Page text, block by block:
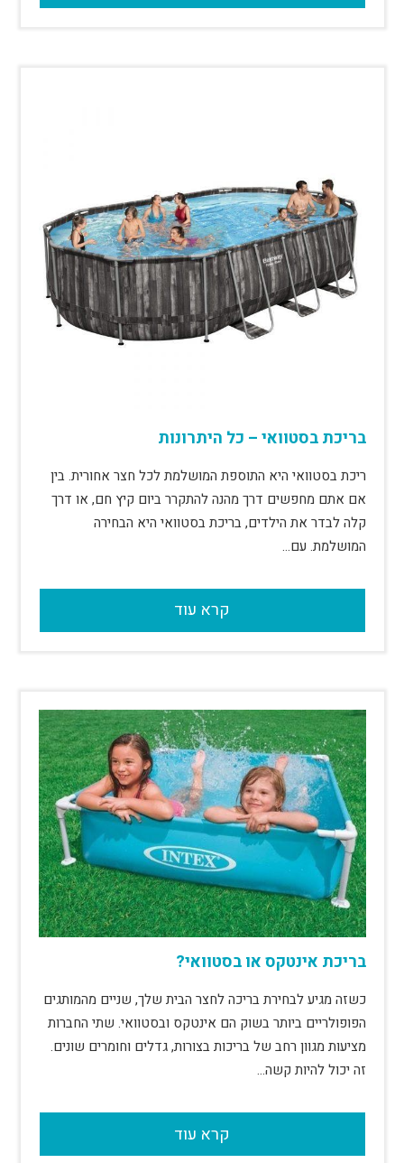
בריכת בסטוואי – כל היתרונות
ריכת בסטוואי היא התוספת המושלמת לכל חצר אחורית. בין
אם אתם מחפשים דרך מהנה להתקרר ביום קיץ חם, או דרך
קלה לבדר את הילדים, בריכת בסטוואי היא הבחירה
המושלמת. עם…
קרא עוד
בריכת אינטקס או בסטוואי?
כשזה מגיע לבחירת בריכה לחצר הבית שלך, שניים מהמותגים
הפופולריים ביותר בשוק הם אינטקס ובסטוואי. שתי החברות
מציעות מגוון רחב של בריכות בצורות, גדלים וחומרים שונים.
זה יכול להיות קשה…
קרא עוד